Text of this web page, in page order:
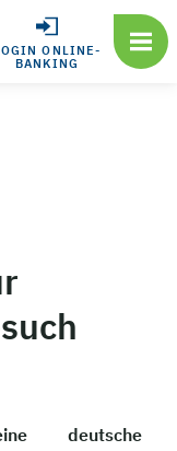
ONLINE-
BANKING
deutsche